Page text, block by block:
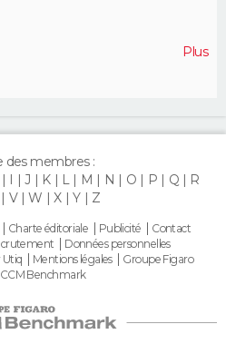
Plus
des membres :
I J K L M N O P Q
R
V W X Y Z
Charte éditoriale Publicité
Contact
Données personnelles
Utiq Mentions légales
Groupe Figaro
Benchmark